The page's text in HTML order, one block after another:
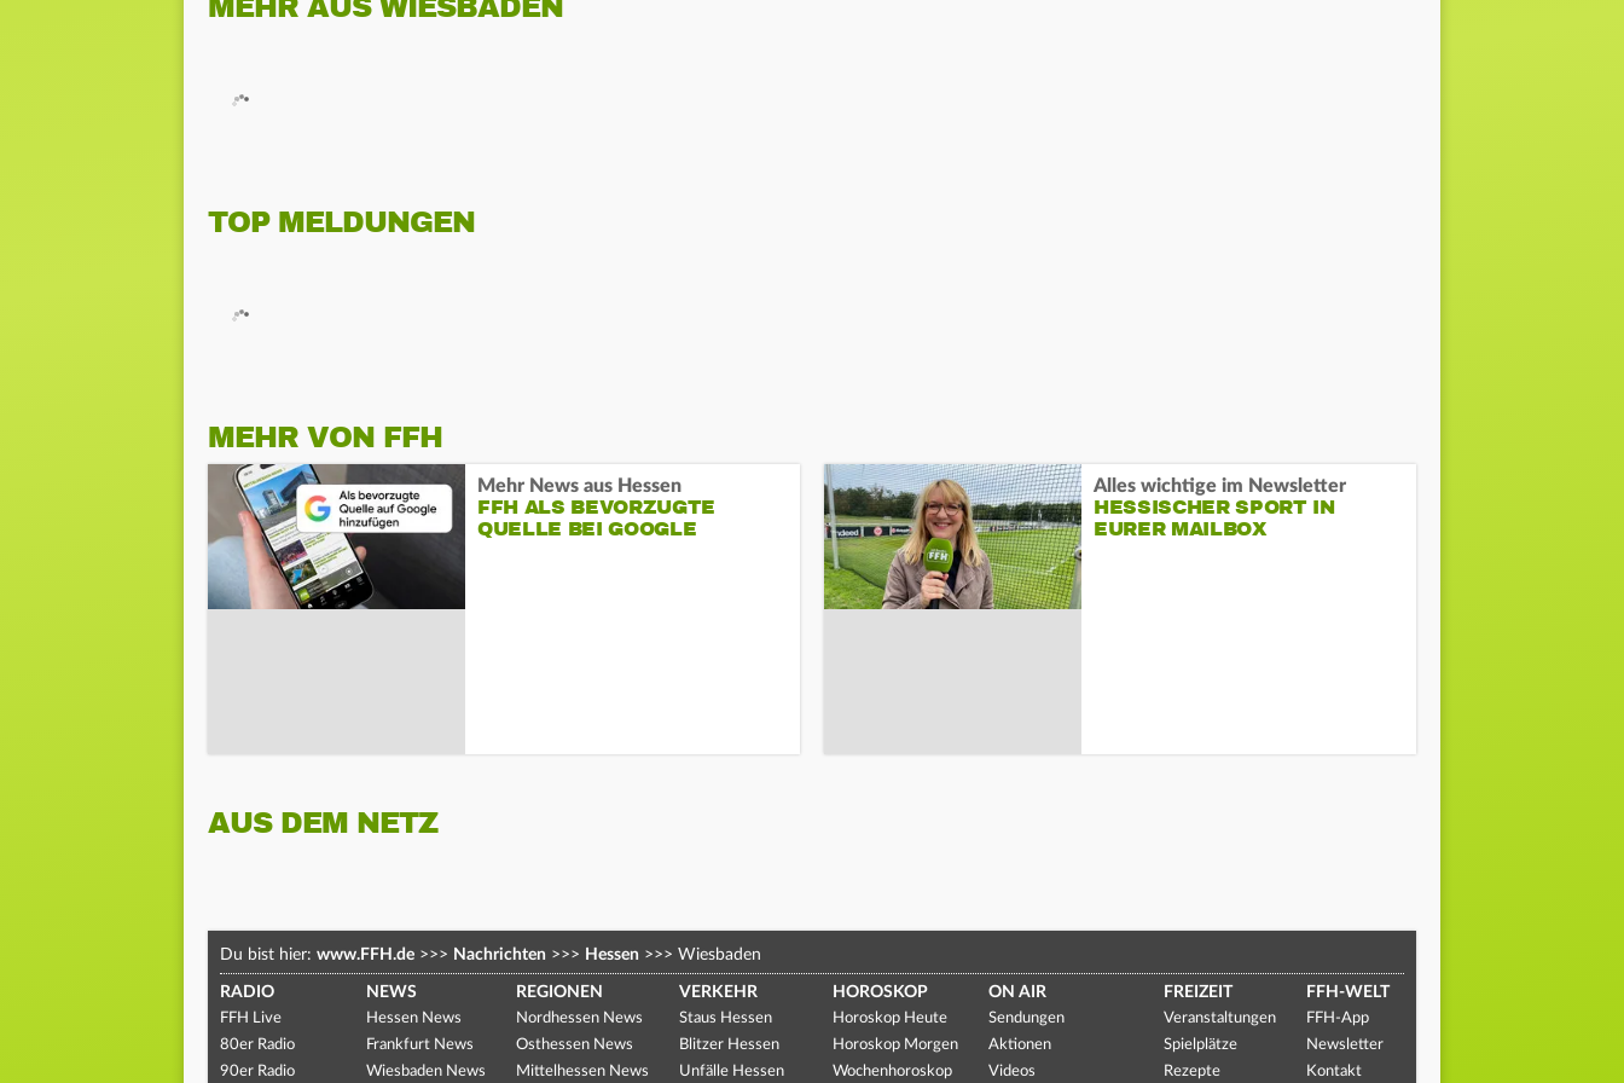
MEHR AUS WIESBADEN
TOP MELDUNGEN
MEHR VON FFH
Mehr News aus Hessen
FFH ALS BEVORZUGTE
QUELLE BEI GOOGLE
Alles wichtige im Newsletter
HESSISCHER SPORT IN
EURER MAILBOX
AUS DEM NETZ
Du bist hier: www.FFH.de >>> Nachrichten >>> Hessen >>> Wiesbaden
RADIO
FFH Live
80er Radio
90er Radio
NEWS
Hessen News
Frankfurt News
Wiesbaden News
REGIONEN
Nordhessen News
Osthessen News
Mittelhessen News
VERKEHR
Staus Hessen
Blitzer Hessen
Unfälle Hessen
HOROSKOP
Horoskop Heute
Horoskop Morgen
Wochenhoroskop
ON AIR
Sendungen
Aktionen
Videos
FREIZEIT
Veranstaltungen
Spielplätze
Rezepte
FFH-WELT
FFH-App
Newsletter
Kontakt